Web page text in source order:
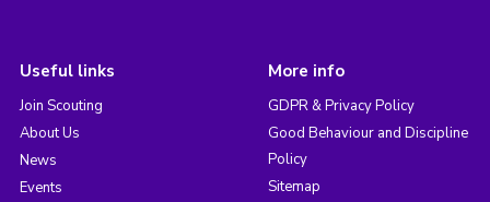
Useful links
Join Scouting
About Us
News
Events
More info
GDPR & Privacy Policy
Good Behaviour and Discipline
Policy
Sitemap